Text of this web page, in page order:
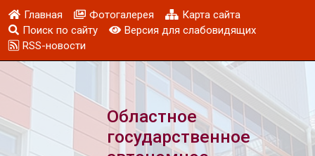
Главная Фотогалерея
Карта сайта
Поиск по сайту
Версия для слабовидящих
RSS-новости
Областное
государственное